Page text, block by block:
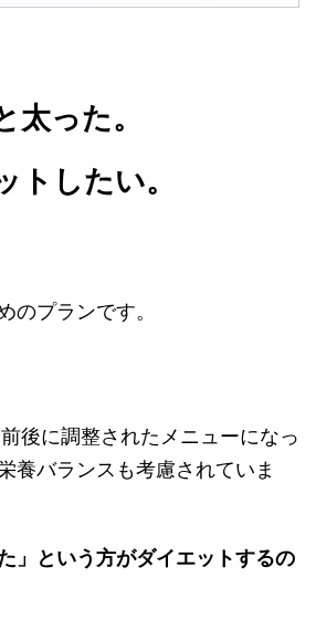
太った。
トしたい。
のプランです。
後に調整されたメニューになっ
養バランスも考慮されていま
」という方がダイエットするの